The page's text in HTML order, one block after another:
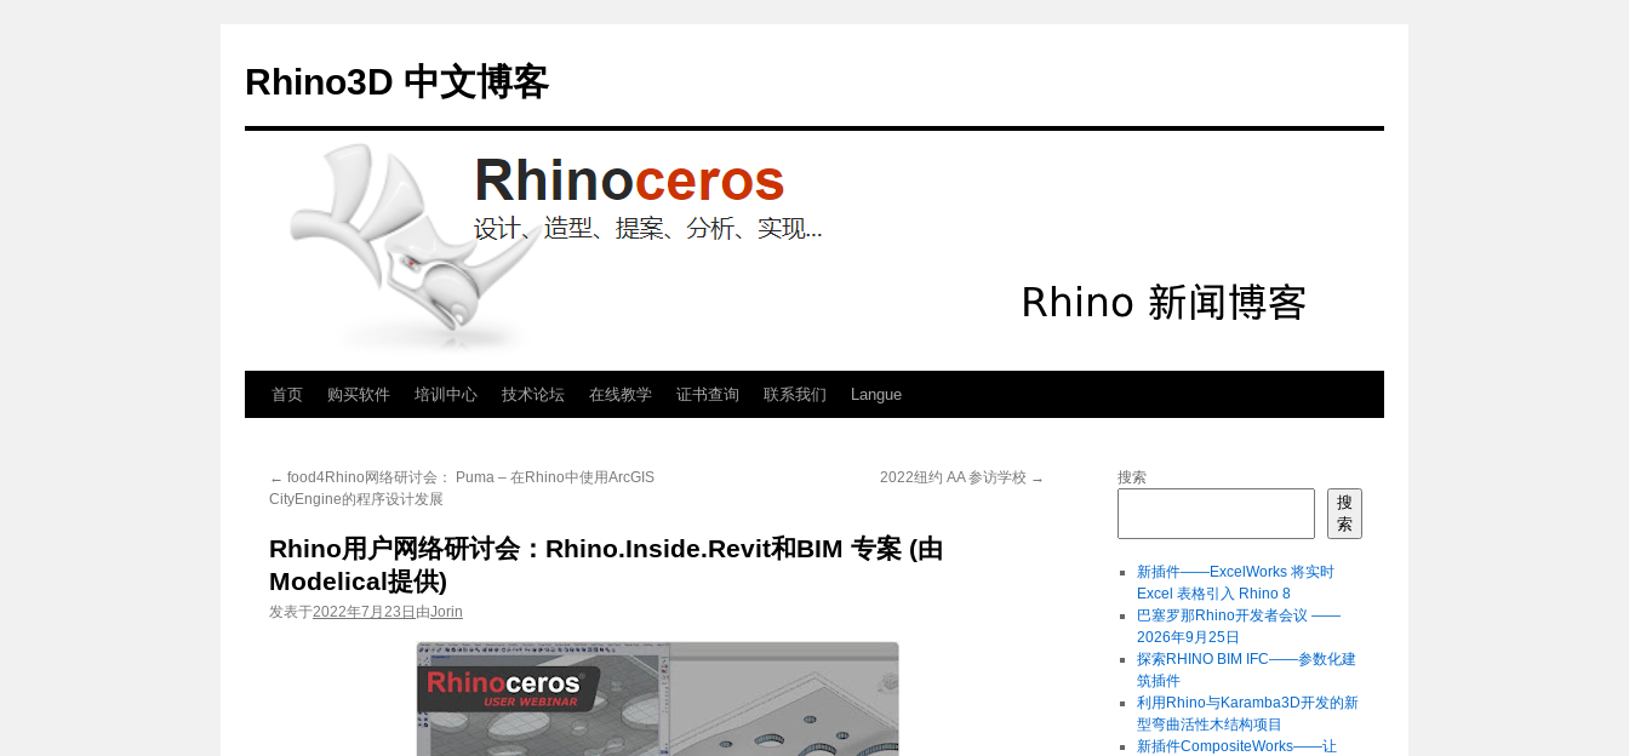
Rhino3D 中文博客
首页 购买软件 培训中心 技术论坛 在线教学 证书查询 联系我们 Langue
← food4Rhino网络研讨会： Puma – 在Rhino中使用ArcGIS
CityEngine的程序设计发展
2022纽约 AA 参访学校 →
Rhino用户网络研讨会：Rhino.Inside.Revit和BIM 专案 (由
Modelical提供)
发表于2022年7月23日 由Jorin
搜索
搜
索
新插件——ExcelWorks 将实时
Excel 表格引入 Rhino 8
巴塞罗那Rhino开发者会议 ——
2026年9月25日
探索RHINO BIM IFC——参数化建
筑插件
利用Rhino与Karamba3D开发的新
型弯曲活性木结构项目
新插件CompositeWorks——让